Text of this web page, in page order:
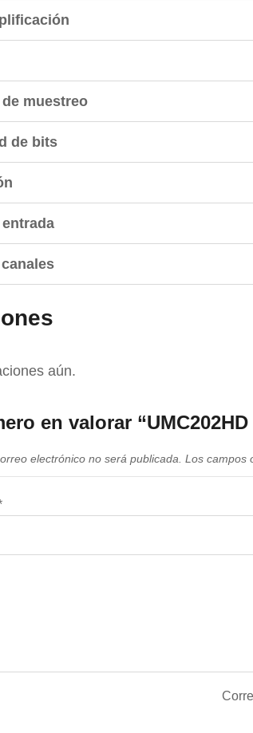
muestreo
de bits
aún.
en valorar “UMC202HD
electrónico no será publicada. Los campos